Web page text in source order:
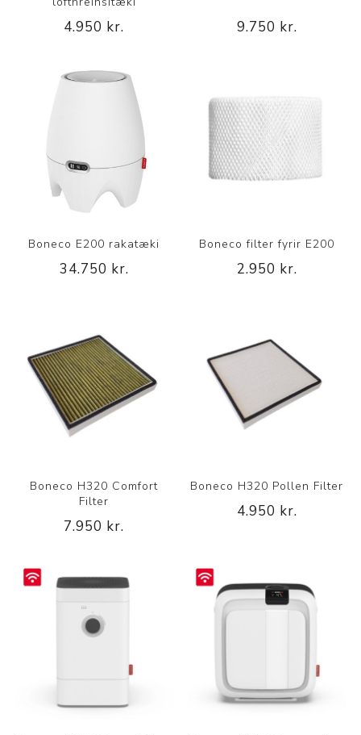
4.950 kr. 9.750 kr.
Boneco E200 rakatæki
34.750 kr.
Boneco filter fyrir E200
2.950 kr.
Boneco H320 Comfort
Filter
7.950 kr.
Boneco H320 Pollen Filter
4.950 kr.